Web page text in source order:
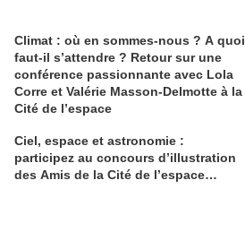
Climat : où en sommes-nous ? A quoi
faut-il s’attendre ? Retour sur une
conférence passionnante avec Lola
Corre et Valérie Masson-Delmotte à la
Cité de l’espace
Ciel, espace et astronomie :
participez au concours d’illustration
des Amis de la Cité de l’espace…